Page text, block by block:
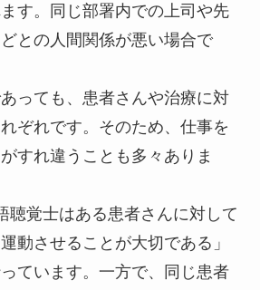
す。同じ部署内での上司や先
との人間関係が悪い場合で
っても、患者さんや治療に対
ぞれです。そのため、仕事を
すれ違うことも多々ありま
聴覚士はある患者さんに対して
動させることが大切である」
ています。一方で、同じ患者